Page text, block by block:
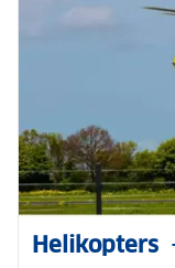
Helikopters